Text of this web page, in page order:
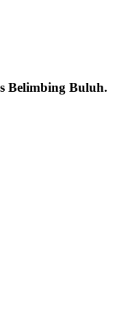
Belimbing Buluh.